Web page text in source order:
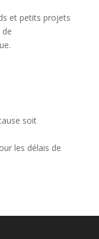
et petits projets
soit
les délais de